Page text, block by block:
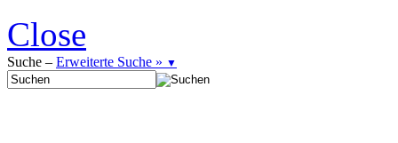
Close
Suche – Erweiterte Suche » ▼